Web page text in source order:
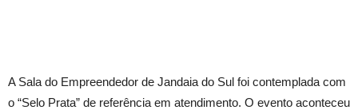
A Sala do Empreendedor de Jandaia do Sul foi contemplada com
o “Selo Prata” de referência em atendimento. O evento aconteceu